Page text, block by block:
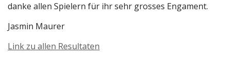
danke allen Spielern für ihr sehr grosses Engament.
Jasmin Maurer
Link zu allen Resultaten